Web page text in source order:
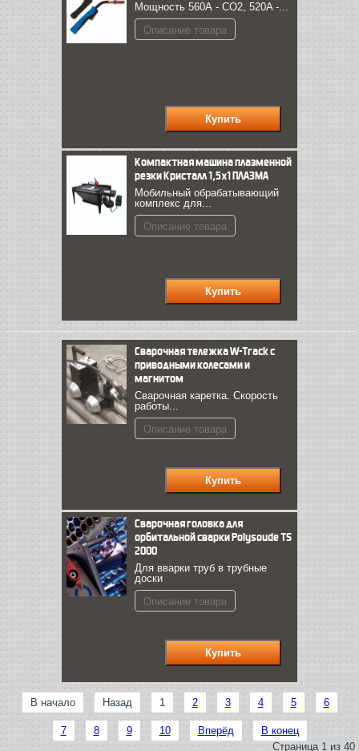
Мощность 560А - CO2, 520A -...
Описание товара
Компактная машина плазменной
резки Кристалл 1,5х1 ПЛАЗМА
Мобильный обрабатывающий
комплекс для...
Описание товара
Сварочная тележка W-Track с
приводными колесами и
магнитом
Сварочная каретка. Скорость
работы...
Описание товара
Сварочная головка для
орбитальной сварки Polysoude TS
2000
Для вварки труб в трубные
доски
Описание товара
В начало Назад 1 2 3 4 5 6
7 8 9 10 Вперёд
В конец
Страница 1 из 40